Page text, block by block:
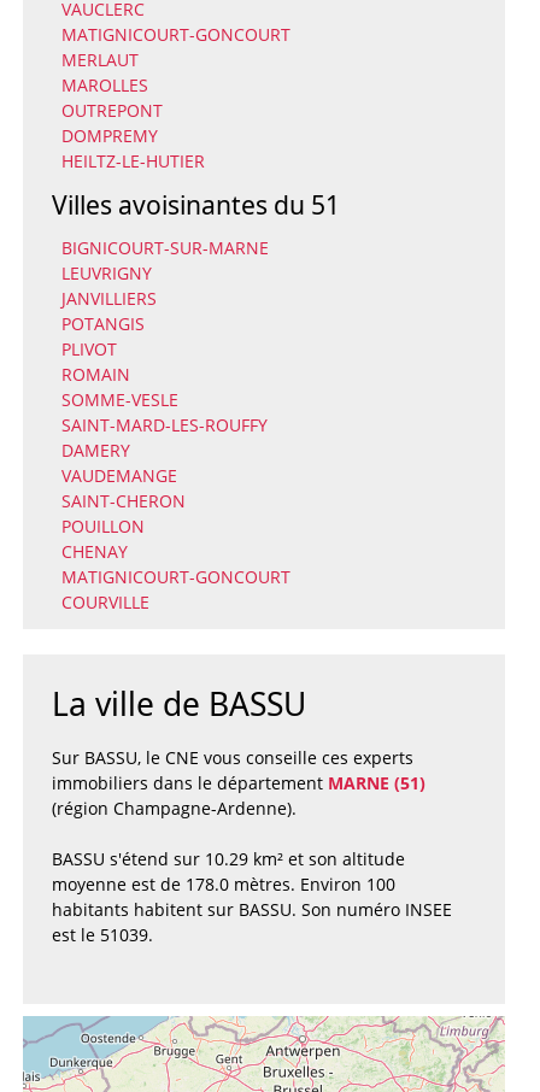
VAUCLERC
MATIGNICOURT-GONCOURT
MERLAUT
MAROLLES
OUTREPONT
DOMPREMY
HEILTZ-LE-HUTIER
Villes avoisinantes du 51
BIGNICOURT-SUR-MARNE
LEUVRIGNY
JANVILLIERS
POTANGIS
PLIVOT
ROMAIN
SOMME-VESLE
SAINT-MARD-LES-ROUFFY
DAMERY
VAUDEMANGE
SAINT-CHERON
POUILLON
CHENAY
MATIGNICOURT-GONCOURT
COURVILLE
La ville de BASSU
Sur BASSU, le CNE vous conseille ces experts
immobiliers dans le département MARNE (51)
(région Champagne-Ardenne).
BASSU s'étend sur 10.29 km² et son altitude
moyenne est de 178.0 mètres. Environ 100
habitants habitent sur BASSU. Son numéro INSEE
est le 51039.